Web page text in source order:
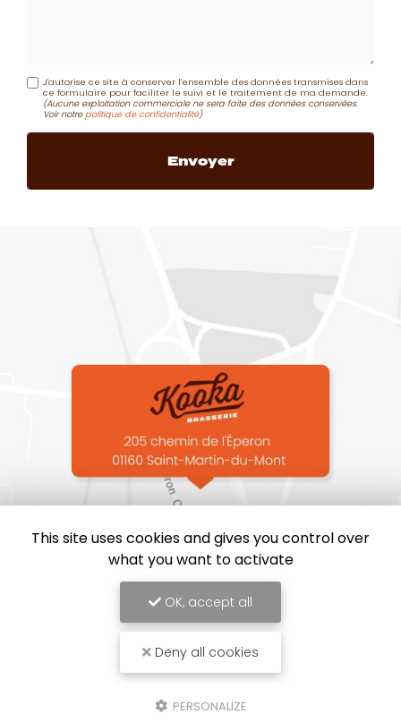
J'autorise ce site à conserver l'ensemble des données transmises dans
ce formulaire pour faciliter le suivi et le traitement de ma demande.
(Aucune exploitation commerciale ne sera faite des données conservées.
Voir notrepolitique de confidentialité)
Brasserie Kooka, Brasserie proche de Bourg-en-Bresse
Mentions légales
Archives
This site uses cookies and gives you control over
what you want to activate
OK, accept all
Deny all cookies
PERSONALIZE